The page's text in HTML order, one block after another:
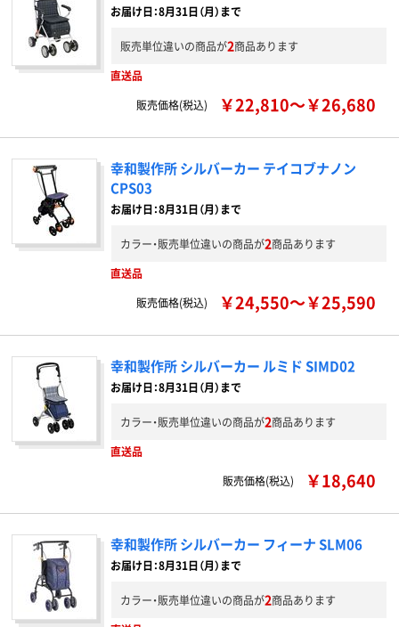
お届け日：8月31日（月）まで
販売単位違いの商品が2商品あります
直送品
販売価格(税込)
￥22,810～￥26,680
幸和製作所 シルバーカー テイコブナノン
CPS03
お届け日：8月31日（月）まで
カラー・販売単位違いの商品が2商品あります
直送品
販売価格(税込)
￥24,550～￥25,590
幸和製作所 シルバーカー ルミド SIMD02
お届け日：8月31日（月）まで
カラー・販売単位違いの商品が2商品あります
直送品
販売価格(税込)
￥18,640
幸和製作所 シルバーカー フィーナ SLM06
お届け日：8月31日（月）まで
カラー・販売単位違いの商品が2商品あります